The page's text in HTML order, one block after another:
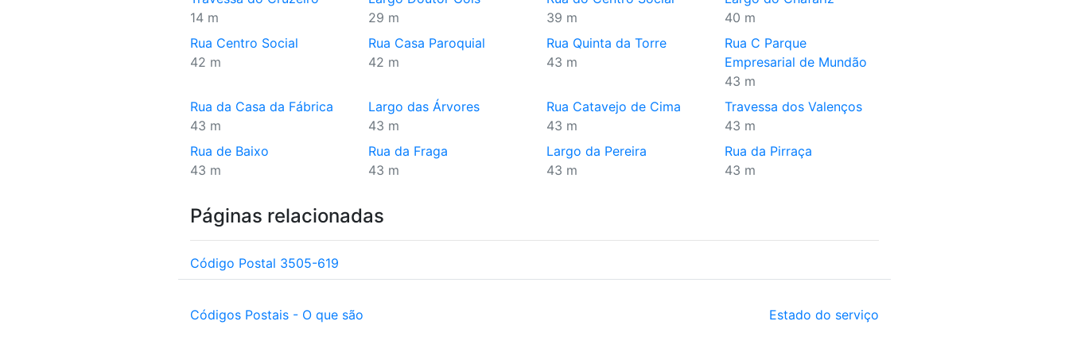
14 m
29 m
39 m
40 m
Rua Centro Social
42 m
Rua Casa Paroquial
42 m
Rua Quinta da Torre
43 m
Rua C Parque
Empresarial de Mundão
43 m
Rua da Casa da Fábrica
43 m
Largo das Árvores
43 m
Rua Catavejo de Cima
43 m
Travessa dos Valenços
43 m
Rua de Baixo
43 m
Rua da Fraga
43 m
Largo da Pereira
43 m
Rua da Pirraça
43 m
Páginas relacionadas
Código Postal 3505-619
Códigos Postais - O que são Estado do serviço